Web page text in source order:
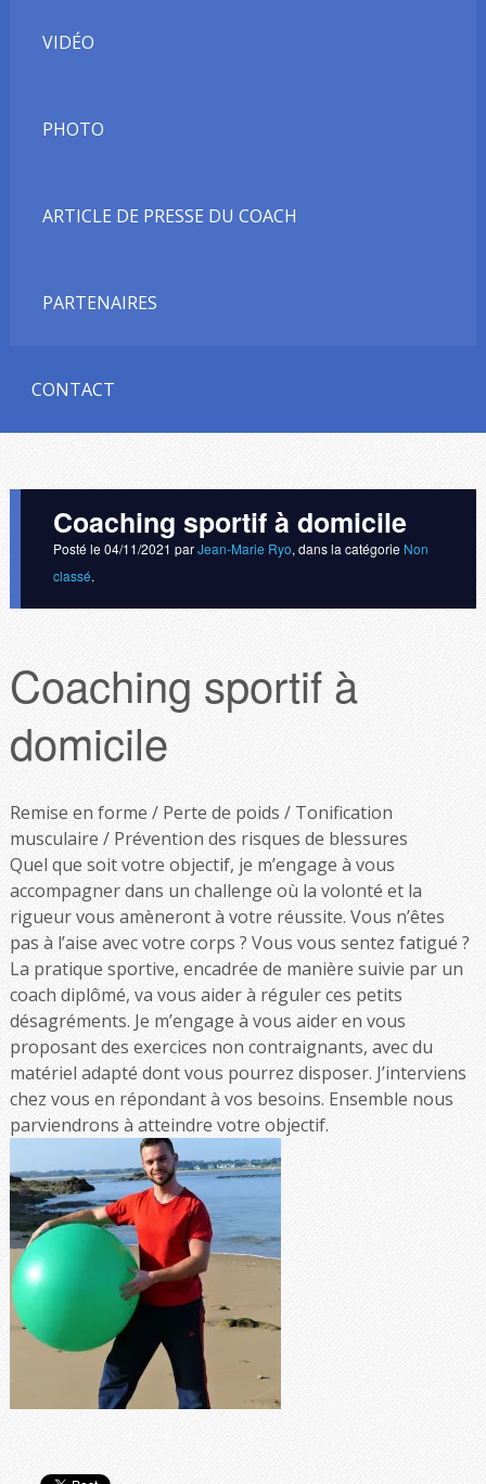
VIDÉO
PHOTO
ARTICLE DE PRESSE DU COACH
PARTENAIRES
CONTACT
Coaching sportif à domicile
Posté le 04/11/2021 parJean-Marie Ryo, dans la catégorie Non
classé.
Coaching sportif à
domicile
Remise en forme / Perte de poids / Tonification
musculaire / Prévention des risques de blessures
Quel que soit votre objectif, je m’engage à vous
accompagner dans un challenge où la volonté et la
rigueur vous amèneront à votre réussite. Vous n’êtes
pas à l’aise avec votre corps ? Vous vous sentez fatigué ?
La pratique sportive, encadrée de manière suivie par un
coach diplômé, va vous aider à réguler ces petits
désagréments. Je m’engage à vous aider en vous
proposant des exercices non contraignants, avec du
matériel adapté dont vous pourrez disposer. J’interviens
chez vous en répondant à vos besoins. Ensemble nous
parviendrons à atteindre votre objectif.